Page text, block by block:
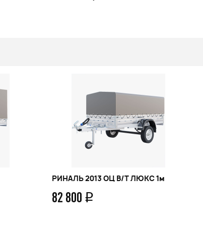
РИНАЛЬ 2013 ОЦ В/Т ЛЮКС 1м
82 800 q